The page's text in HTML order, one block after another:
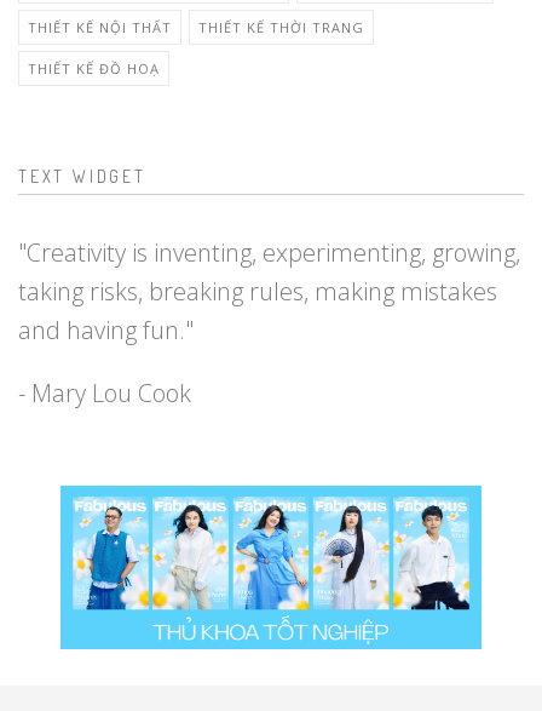
THIẾT KẾ NỘI THẤT THIẾT KẾ THỜI TRANG
THIẾT KẾ ĐỒ HOẠ
TEXT WIDGET
"Creativity is inventing, experimenting, growing,
taking risks, breaking rules, making mistakes
and having fun."
- Mary Lou Cook